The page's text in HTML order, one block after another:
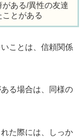
ある/異性の友達
とがある
ことは、信頼関係
る場合は、同様の
た際には、しっか